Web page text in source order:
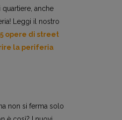
anche
Leggi il nostro
5 opere di street
la periferia
non si ferma solo